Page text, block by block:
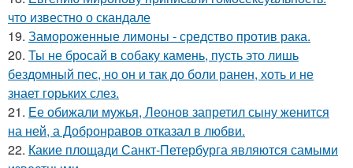
что известно о скандале
19. Замороженные лимоны - средство против рака.
20. Ты не бросай в собаку камень, пусть это лишь
бездомный пес, но он и так до боли ранен, хоть и не
знает горьких слез.
21. Ее обижали мужья, Леонов запретил сыну женится
на ней, а Добронравов отказал в любви.
22. Какие площади Санкт-Петербурга являются самыми